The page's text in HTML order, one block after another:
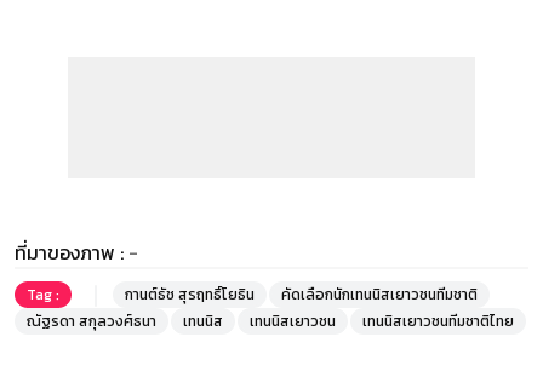
ที่มาของภาพ : -
Tag : กานต์ธัช สุรฤทธิ์โยธิน
คัดเลือกนักเทนนิสเยาวชนทีมชาติ
ณัฐรดา สกุลวงศ์ธนา
เทนนิส เทนนิสเยาวชน เทนนิสเยาวชนทีมชาติไทย